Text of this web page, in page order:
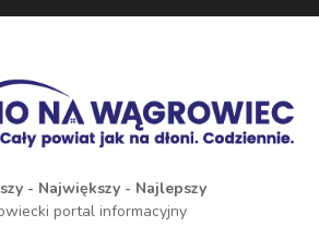
- Największy - Najlepszy
portal informacyjny